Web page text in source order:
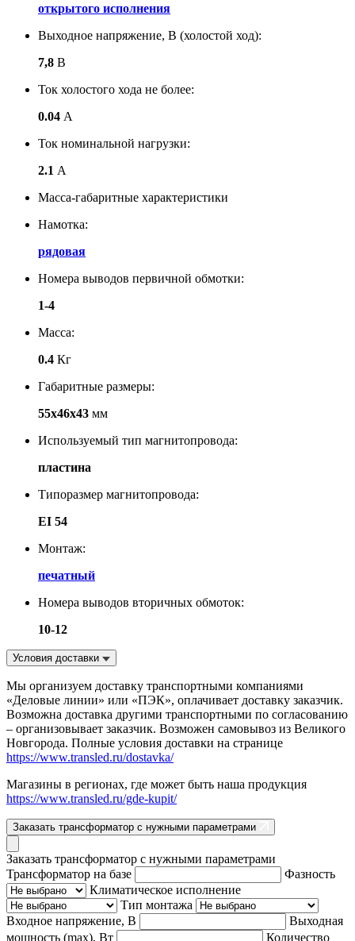
открытого исполнения
Выходное напряжение, В (холостой ход):
7,8 В
Ток холостого хода не более:
0.04 А
Ток номинальной нагрузки:
2.1 А
Масса-габаритные характеристики
Намотка:
рядовая
Номера выводов первичной обмотки:
1-4
Масса:
0.4 Кг
Габаритные размеры:
55х46х43 мм
Используемый тип магнитопровода:
пластина
Типоразмер магнитопровода:
EI 54
Монтаж:
печатный
Номера выводов вторичных обмоток:
10-12
Условия доставки
Мы организуем доставку транспортными компаниями
«Деловые линии» или «ПЭК», оплачивает доставку заказчик.
Возможна доставка другими транспортными по согласованию
– организовывает заказчик. Возможен самовывоз из Великого
Новгорода. Полные условия доставки на странице
https://www.transled.ru/dostavka/
Магазины в регионах, где может быть наша продукция
https://www.transled.ru/gde-kupit/
Заказать трансформатор с нужными параметрами
Заказать трансформатор с нужными параметрами
Трансформатор на базе
Фазность
Климатическое исполнение
Тип монтажа
Входное напряжение, В
Выходная
мощность (max), Вт
Количество